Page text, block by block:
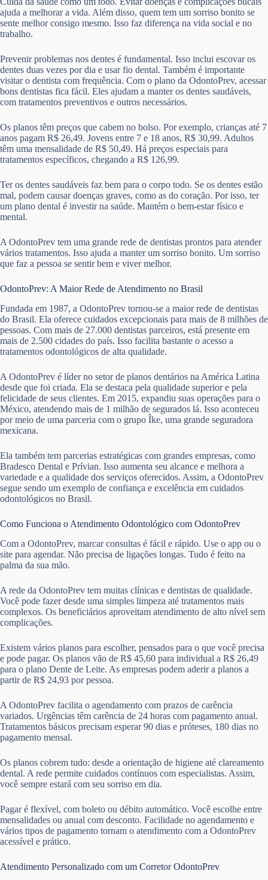
ajuda a melhorar a vida. Além disso, quem tem um sorriso bonito se
sente melhor consigo mesmo. Isso faz diferença na vida social e no
trabalho.
Prevenir problemas nos dentes é fundamental. Isso inclui escovar os
dentes duas vezes por dia e usar fio dental. Também é importante
visitar o dentista com frequência. Com o plano da OdontoPrev, acessar
bons dentistas fica fácil. Eles ajudam a manter os dentes saudáveis,
com tratamentos preventivos e outros necessários.
Os planos têm preços que cabem no bolso. Por exemplo, crianças até 7
anos pagam R$ 26,49. Jovens entre 7 e 18 anos, R$ 30,99. Adultos
têm uma mensalidade de R$ 50,49. Há preços especiais para
tratamentos específicos, chegando a R$ 126,99.
Ter os dentes saudáveis faz bem para o corpo todo. Se os dentes estão
mal, podem causar doenças graves, como as do coração. Por isso, ter
um plano dental é investir na saúde. Mantém o bem-estar físico e
mental.
A OdontoPrev tem uma grande rede de dentistas prontos para atender
vários tratamentos. Isso ajuda a manter um sorriso bonito. Um sorriso
que faz a pessoa se sentir bem e viver melhor.
OdontoPrev: A Maior Rede de Atendimento no Brasil
Fundada em 1987, a OdontoPrev tornou-se a maior rede de dentistas
do Brasil. Ela oferece cuidados excepcionais para mais de 8 milhões de
pessoas. Com mais de 27.000 dentistas parceiros, está presente em
mais de 2.500 cidades do país. Isso facilita bastante o acesso a
tratamentos odontológicos de alta qualidade.
A OdontoPrev é líder no setor de planos dentários na América Latina
desde que foi criada. Ela se destaca pela qualidade superior e pela
felicidade de seus clientes. Em 2015, expandiu suas operações para o
México, atendendo mais de 1 milhão de segurados lá. Isso aconteceu
por meio de uma parceria com o grupo Îke, uma grande seguradora
mexicana.
Ela também tem parcerias estratégicas com grandes empresas, como
Bradesco Dental e Prívian. Isso aumenta seu alcance e melhora a
variedade e a qualidade dos serviços oferecidos. Assim, a OdontoPrev
segue sendo um exemplo de confiança e excelência em cuidados
odontológicos no Brasil.
Como Funciona o Atendimento Odontológico com OdontoPrev
Com a OdontoPrev, marcar consultas é fácil e rápido. Use o app ou o
site para agendar. Não precisa de ligações longas. Tudo é feito na
palma da sua mão.
A rede da OdontoPrev tem muitas clínicas e dentistas de qualidade.
Você pode fazer desde uma simples limpeza até tratamentos mais
complexos. Os beneficiários aproveitam atendimento de alto nível sem
complicações.
Existem vários planos para escolher, pensados para o que você precisa
e pode pagar. Os planos vão de R$ 45,60 para individual a R$ 26,49
para o plano Dente de Leite. As empresas podem aderir a planos a
partir de R$ 24,93 por pessoa.
A OdontoPrev facilita o agendamento com prazos de carência
variados. Urgências têm carência de 24 horas com pagamento anual.
Tratamentos básicos precisam esperar 90 dias e próteses, 180 dias no
pagamento mensal.
Os planos cobrem tudo: desde a orientação de higiene até clareamento
dental. A rede permite cuidados contínuos com especialistas. Assim,
você sempre estará com seu sorriso em dia.
Pagar é flexível, com boleto ou débito automático. Você escolhe entre
mensalidades ou anual com desconto. Facilidade no agendamento e
vários tipos de pagamento tornam o atendimento com a OdontoPrev
acessível e prático.
Atendimento Personalizado com um Corretor OdontoPrev